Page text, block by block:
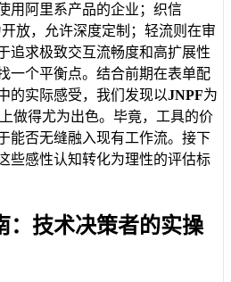
用阿里系产品的企业；织信
放，允许深度定制；轻流则在审
追求极致交互流畅度和高扩展性
一个平衡点。结合前期在表单配
的实际感受，我们发现以JNPF为
做得尤为出色。毕竟，工具的价
能否无缝融入现有工作流。接下
些感性认知转化为理性的评估标
：技术决策者的实操